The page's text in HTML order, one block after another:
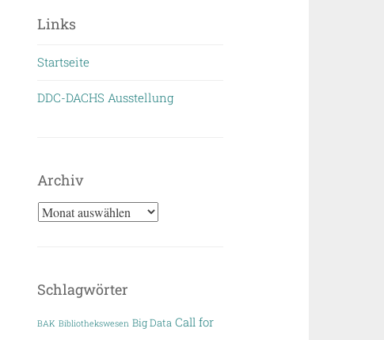
Links
Startseite
DDC-DACHS Ausstellung
Archiv
Archiv
Schlagwörter
BAK Bibliothekswesen Big Data Call for